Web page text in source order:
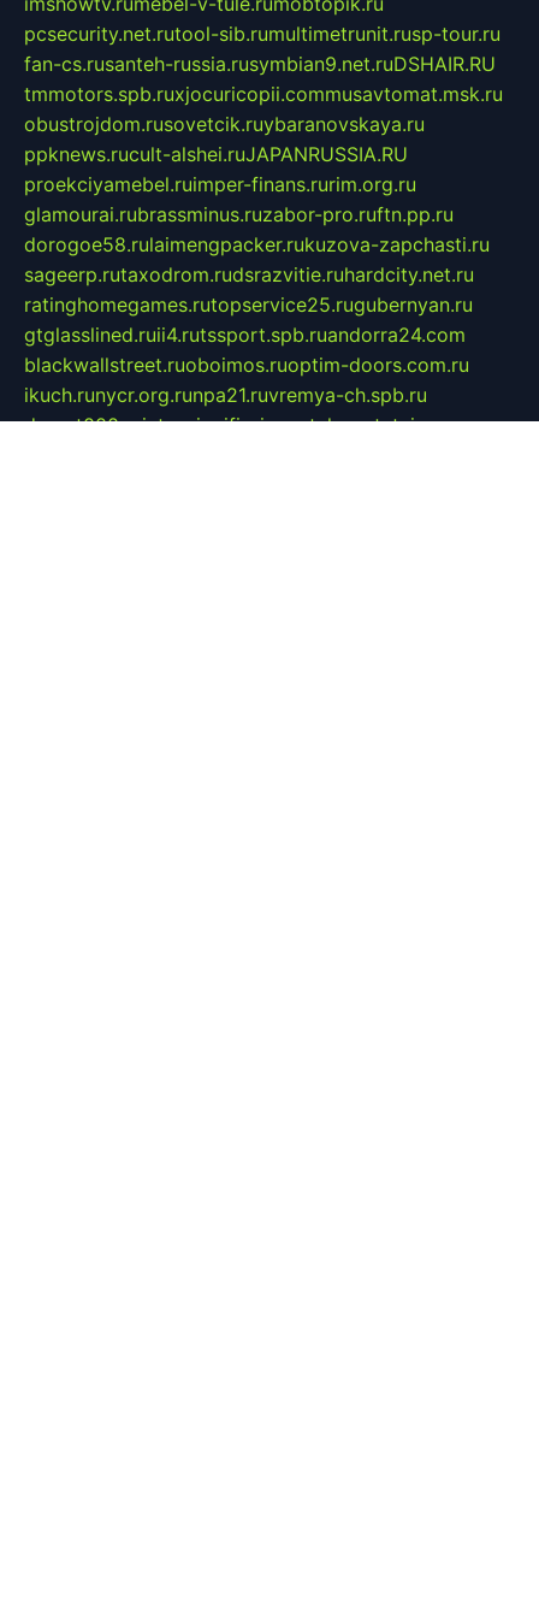
pcsecurity.net.rutool-sib.rumultimetrunit.rusp-tour.ru
fan-cs.rusanteh-russia.rusymbian9.net.ruDSHAIR.RU
tmmotors.spb.ruxjocuricopii.commusavtomat.msk.ru
obustrojdom.rusovetcik.ruybaranovskaya.ru
ppknews.rucult-alshei.ruJAPANRUSSIA.RU
proekciyamebel.ruimper-finans.rurim.org.ru
glamourai.rubrassminus.ruzabor-pro.ruftn.pp.ru
dorogoe58.rulaimengpacker.rukuzova-zapchasti.ru
sageerp.rutaxodrom.rudsrazvitie.ruhardcity.net.ru
ratinghomegames.rutopservice25.rugubernyan.ru
gtglasslined.ruii4.rutssport.spb.ruandorra24.com
blackwallstreet.ruoboimos.ruoptim-doors.com.ru
ikuch.runycr.org.runpa21.ruvremya-ch.spb.ru
desert000.ruivtorgi.ruifiori.rucatalog-statei.ru